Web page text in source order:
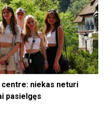
niekas neturi
pasielgęs